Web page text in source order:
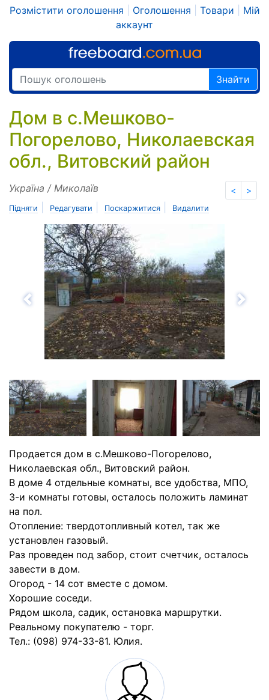
Розмістити оголошення Оголошення Товари
Мій
аккаунт
Знайти
Дом в с.Мешково-
Погорелово, Николаевская
обл., Витовский район
< >
Україна / Миколаїв
Підняти Редагувати Поскаржитися Видалити
Назад
Продается дом в с.Мешково-Погорелово,
Николаевская обл., Витовский район.
В доме 4 отдельные комнаты, все удобства, МПО,
3-и комнаты готовы, осталось положить ламинат
на пол.
Отопление: твердотопливный котел, так же
установлен газовый.
Раз проведен под забор, стоит счетчик, осталось
завести в дом.
Огород - 14 сот вместе с домом.
Хорошие соседи.
Рядом школа, садик, остановка маршрутки.
Реальному покупателю - торг.
Тел.: (098) 974-33-81. Юлия.